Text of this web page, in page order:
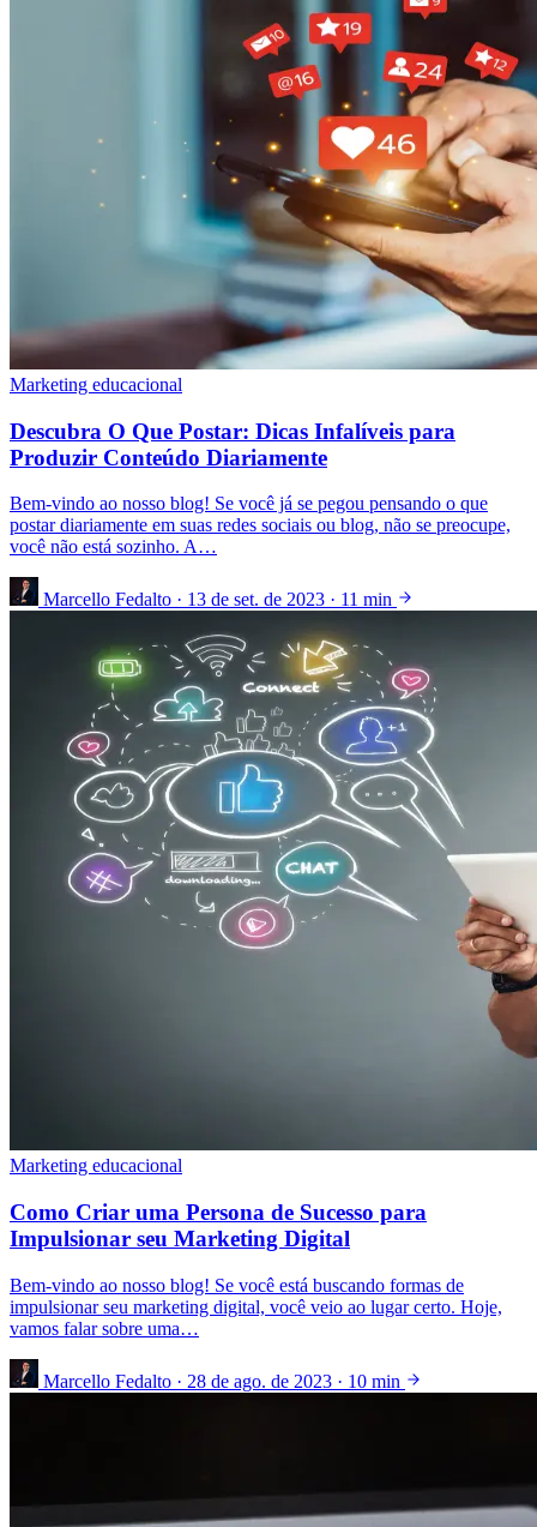
Marketing educacional
Descubra O Que Postar: Dicas Infalíveis para
Produzir Conteúdo Diariamente
Bem-vindo ao nosso blog! Se você já se pegou pensando o que
postar diariamente em suas redes sociais ou blog, não se preocupe,
você não está sozinho. A…
Marcello Fedalto · 13 de set. de 2023 · 11 min
Marketing educacional
Como Criar uma Persona de Sucesso para
Impulsionar seu Marketing Digital
Bem-vindo ao nosso blog! Se você está buscando formas de
impulsionar seu marketing digital, você veio ao lugar certo. Hoje,
vamos falar sobre uma…
Marcello Fedalto · 28 de ago. de 2023 · 10 min